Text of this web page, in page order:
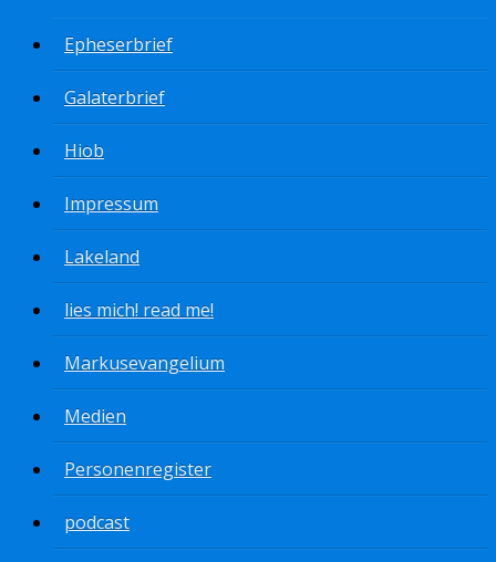
Epheserbrief
Galaterbrief
Hiob
Impressum
Lakeland
lies mich! read me!
Markusevangelium
Medien
Personenregister
podcast